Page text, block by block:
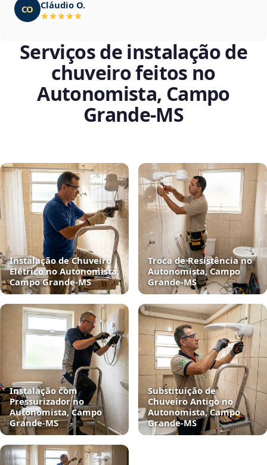
CO Cláudio O.
Serviços de instalação de
chuveiro feitos no
Autonomista, Campo
Grande‑MS
Instalação de Chuveiro
Elétrico no Autonomista,
Campo Grande‑MS
Troca de Resistência no
Autonomista, Campo
Grande‑MS
Instalação com
Pressurizador no
Autonomista, Campo
Grande‑MS
Substituição de
Chuveiro Antigo no
Autonomista, Campo
Grande‑MS